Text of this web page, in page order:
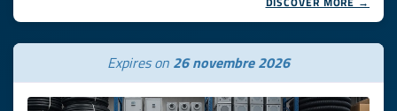
Expires on 26 novembre 2026